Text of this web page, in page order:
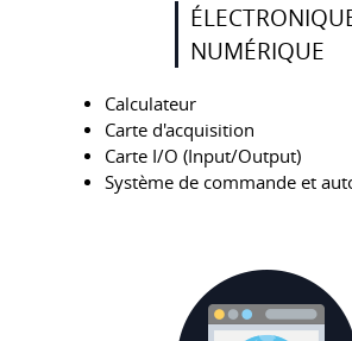
NUMÉRIQUE
Calculateur
Carte d'acquisition
Carte I/O (Input/Output)
Système de commande et